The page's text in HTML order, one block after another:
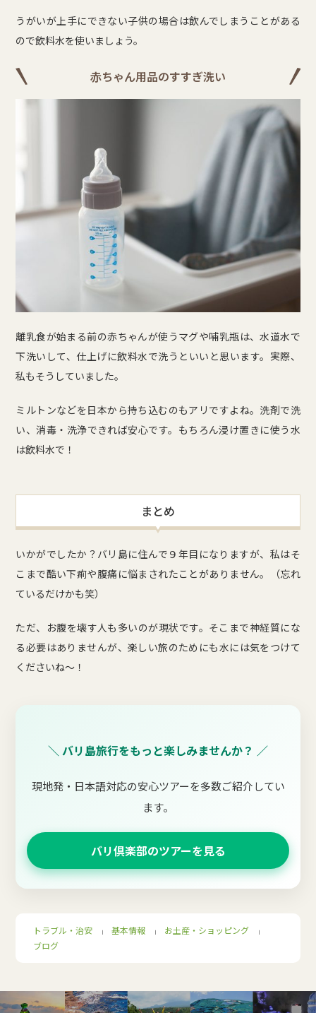
うがいが上手にできない子供の場合は飲んでしまうことがある
ので飲料水を使いましょう。
赤ちゃん用品のすすぎ洗い
離乳食が始まる前の赤ちゃんが使うマグや哺乳瓶は、水道水で
下洗いして、仕上げに飲料水で洗うといいと思います。実際、
私もそうしていました。
ミルトンなどを日本から持ち込むのもアリですよね。洗剤で洗
い、消毒・洗浄できれば安心です。もちろん浸け置きに使う水
は飲料水で！
まとめ
いかがでしたか？バリ島に住んで９年目になりますが、私はそ
こまで酷い下痢や腹痛に悩まされたことがありません。（忘れ
ているだけかも笑）
ただ、お腹を壊す人も多いのが現状です。そこまで神経質にな
る必要はありませんが、楽しい旅のためにも水には気をつけて
くださいね～！
＼ バリ島旅行をもっと楽しみませんか？ ／
現地発・日本語対応の安心ツアーを多数ご紹介してい
ます。
バリ倶楽部のツアーを見る
トラブル・治安 ｜ 基本情報 ｜ お土産・ショッピング ｜
ブログ